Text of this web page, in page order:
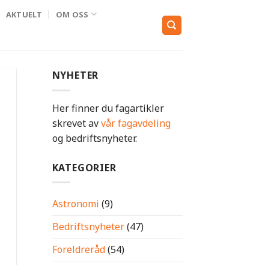
AKTUELT OM OSS
NYHETER
Her finner du fagartikler
skrevet avvår fagavdeling
og bedriftsnyheter.
KATEGORIER
Astronomi (9)
Bedriftsnyheter(47)
Foreldreråd(54)